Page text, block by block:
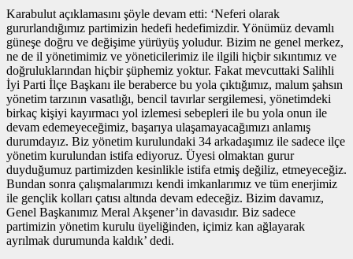
Karabulut açıklamasını şöyle devam etti: ‘Neferi olarak
gururlandığımız partimizin hedefi hedefimizdir. Yönümüz devamlı
güneşe doğru ve değişime yürüyüş yoludur. Bizim ne genel merkez,
ne de il yönetimimiz ve yöneticilerimiz ile ilgili hiçbir sıkıntımız ve
doğruluklarından hiçbir şüphemiz yoktur. Fakat mevcuttaki Salihli
İyi Parti İlçe Başkanı ile beraberce bu yola çıktığımız, malum şahsın
yönetim tarzının vasatlığı, bencil tavırlar sergilemesi, yönetimdeki
birkaç kişiyi kayırmacı yol izlemesi sebepleri ile bu yola onun ile
devam edemeyeceğimiz, başarıya ulaşamayacağımızı anlamış
durumdayız. Biz yönetim kurulundaki 34 arkadaşımız ile sadece ilçe
yönetim kurulundan istifa ediyoruz. Üyesi olmaktan gurur
duyduğumuz partimizden kesinlikle istifa etmiş değiliz, etmeyeceğiz.
Bundan sonra çalışmalarımızı kendi imkanlarımız ve tüm enerjimiz
ile gençlik kolları çatısı altında devam edeceğiz. Bizim davamız,
Genel Başkanımız Meral Akşener’in davasıdır. Biz sadece
partimizin yönetim kurulu üyeliğinden, içimiz kan ağlayarak
ayrılmak durumunda kaldık’ dedi.